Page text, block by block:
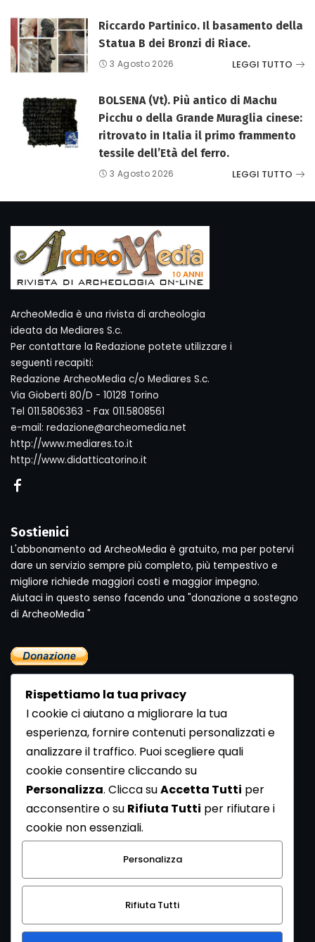
Riccardo Partinico. Il basamento della
Statua B dei Bronzi di Riace.
3 Agosto 2026 LEGGI TUTTO
BOLSENA (Vt). Più antico di Machu
Picchu o della Grande Muraglia cinese:
ritrovato in Italia il primo frammento
tessile dell’Età del ferro.
3 Agosto 2026 LEGGI TUTTO
ArcheoMedia è una rivista di archeologia
ideata da Mediares S.c.
Per contattare la Redazione potete utilizzare i
seguenti recapiti:
Redazione ArcheoMedia c/o Mediares S.c.
Via Gioberti 80/D - 10128 Torino
Tel 011.5806363 - Fax 011.5808561
e-mail: redazione@archeomedia.net
http://www.mediares.to.it
http://www.didatticatorino.it
Sostienici
L'abbonamento ad ArcheoMedia è gratuito, ma per potervi
dare un servizio sempre più completo, più tempestivo e
migliore richiede maggiori costi e maggior impegno.
Aiutaci in questo senso facendo una "donazione a sostegno
di ArcheoMedia "
Newsletter
Se vuoi ricevere la Rivista gratuita di archeologia realizzata
dalla Redazione di ArcheoMedia iscriviti alla nostra
Newsletter [Clicca Qui]
Con l'invio del messaggio l'utente dichiara di aver letto
l’informativa sulla privacy e di acconsentire al trattamento
dei propri dati personali.
Rispettiamo la tua privacy
I cookie ci aiutano a migliorare la tua
esperienza, fornire contenuti personalizzati e
analizzare il traffico. Puoi scegliere quali
cookie consentire cliccando su
Personalizza. Clicca suAccetta Tutti per
acconsentire o su Rifiuta Tutti per rifiutare i
cookie non essenziali.
Personalizza
Rifiuta Tutti